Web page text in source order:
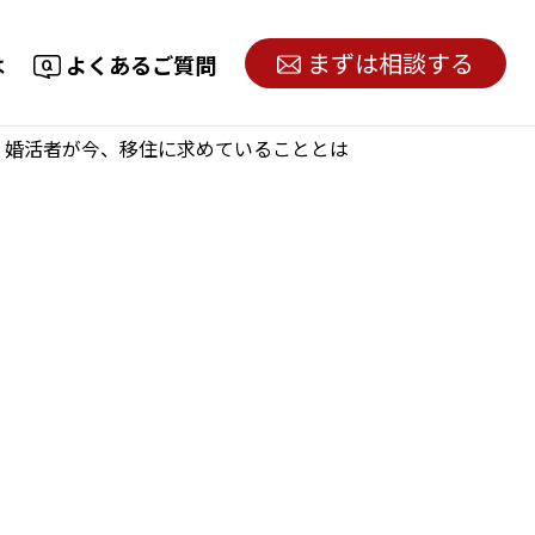
よくあるご質問 まずは相談する
活者が今、移住に求めていることとは